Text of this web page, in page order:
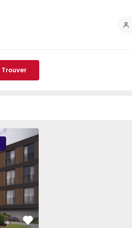
Trouver
Nova Caíde - 1
Préféré